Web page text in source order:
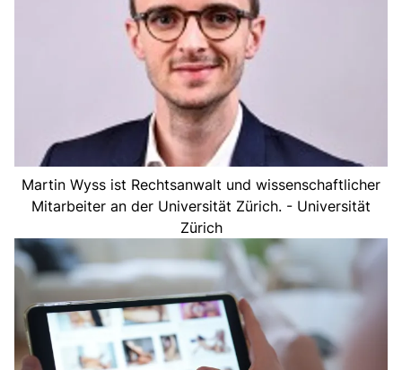
Martin Wyss ist Rechtsanwalt und wissenschaftlicher
Mitarbeiter an der Universität Zürich. - Universität
Zürich